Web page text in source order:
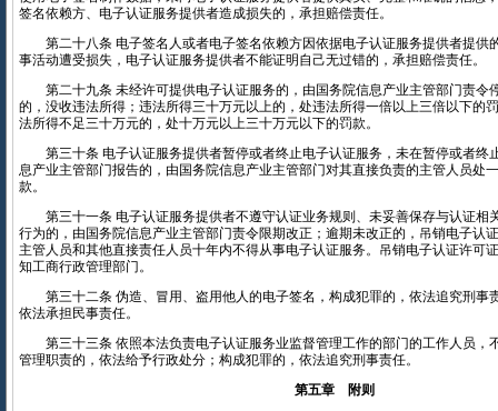
签名依赖方、电子认证服务提供者造成损失的，承担赔偿责任。
第二十八条 电子签名人或者电子签名依赖方因依据电子认证服务提供者提供
事活动遭受损失，电子认证服务提供者不能证明自己无过错的，承担赔偿责任。
第二十九条 未经许可提供电子认证服务的，由国务院信息产业主管部门责令
的，没收违法所得；违法所得三十万元以上的，处违法所得一倍以上三倍以下的
法所得不足三十万元的，处十万元以上三十万元以下的罚款。
第三十条 电子认证服务提供者暂停或者终止电子认证服务，未在暂停或者终
息产业主管部门报告的，由国务院信息产业主管部门对其直接负责的主管人员处
款。
第三十一条 电子认证服务提供者不遵守认证业务规则、未妥善保存与认证相
行为的，由国务院信息产业主管部门责令限期改正；逾期未改正的，吊销电子认
主管人员和其他直接责任人员十年内不得从事电子认证服务。吊销电子认证许可
知工商行政管理部门。
第三十二条 伪造、冒用、盗用他人的电子签名，构成犯罪的，依法追究刑事
依法承担民事责任。
第三十三条 依照本法负责电子认证服务业监督管理工作的部门的工作人员，
管理职责的，依法给予行政处分；构成犯罪的，依法追究刑事责任。
第五章 附则